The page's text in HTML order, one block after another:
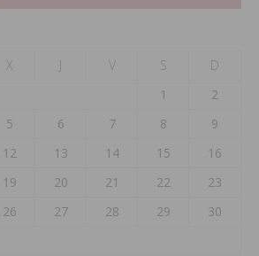
X J V S
D
1
2
5 6 7 8
9
12 13 14 15
16
19 20 21 22
23
26 27 28 29
30